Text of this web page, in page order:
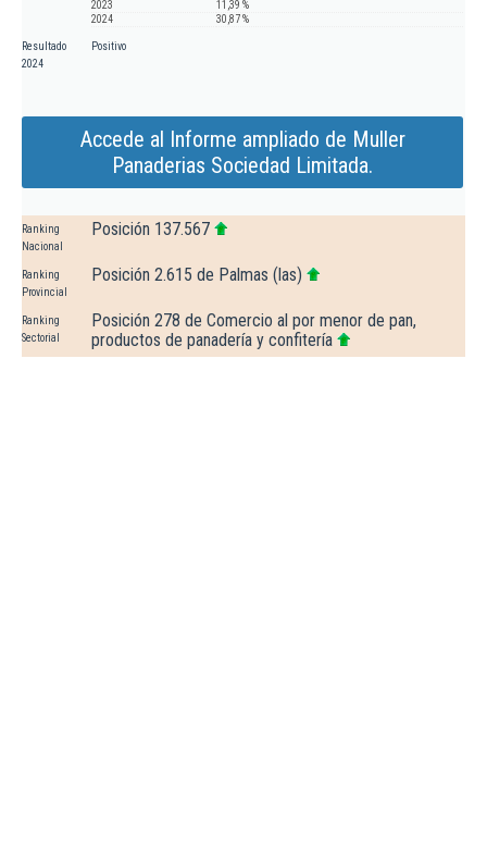
2023
11,39 %
2024
30,87 %
Resultado
2024
Positivo
Accede al Informe ampliado de Muller
Panaderias Sociedad Limitada.
Ranking
Nacional
Posición 137.567
Ranking
Provincial
Posición 2.615 de Palmas (las)
Ranking
Sectorial
Posición 278 de Comercio al por menor de pan,
productos de panadería y confitería